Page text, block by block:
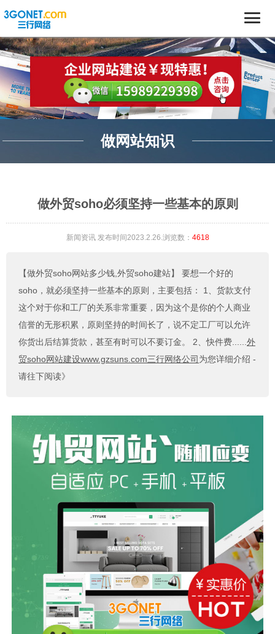
做网站知识
做外贸soho必须坚持一些基本的原则
新闻资讯发布时间2023.2.26.浏览数： 4618
【做外贸soho网站多少钱,外贸soho建站】
要想一个好的
soho，就必须坚持一些基本的原则，主要包括： 1、货款支付
这个对于你和工厂的关系非常重要，因为这个是你的个人商业
信誉的无形积累，原则坚持的时间长了，说不定工厂可以允许
你货出后结算货款，甚至有时可以不要订金。 2、快件费......外
贸soho网站建设www.gzsuns.com三行网络公司 为您详细介绍 -
请往下阅读》